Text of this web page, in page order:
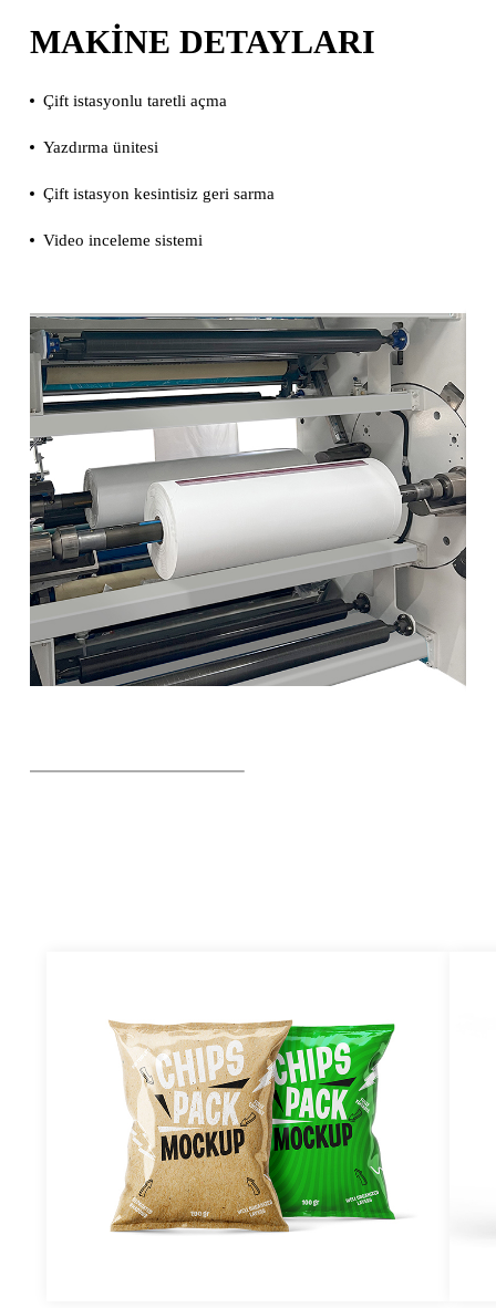
MAKINE DETAYLARI
Çift istasyonlu taretli açma
Yazdırma ünitesi
Çift istasyon kesintisiz geri sarma
Video inceleme sistemi